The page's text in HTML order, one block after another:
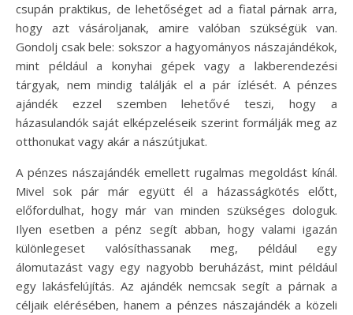
csupán praktikus, de lehetőséget ad a fiatal párnak arra,
hogy azt vásároljanak, amire valóban szükségük van.
Gondolj csak bele: sokszor a hagyományos nászajándékok,
mint például a konyhai gépek vagy a lakberendezési
tárgyak, nem mindig találják el a pár ízlését. A pénzes
ajándék ezzel szemben lehetővé teszi, hogy a
házasulandók saját elképzeléseik szerint formálják meg az
otthonukat vagy akár a nászútjukat.
A pénzes nászajándék emellett rugalmas megoldást kínál.
Mivel sok pár már együtt él a házasságkötés előtt,
előfordulhat, hogy már van minden szükséges dologuk.
Ilyen esetben a pénz segít abban, hogy valami igazán
különlegeset valósíthassanak meg, például egy
álomutazást vagy egy nagyobb beruházást, mint például
egy lakásfelújítás. Az ajándék nemcsak segít a párnak a
céljaik elérésében, hanem a pénzes nászajándék a közeli